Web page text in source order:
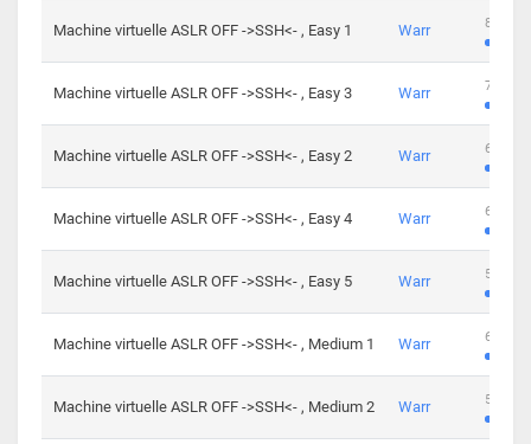
Machine virtuelle ASLR OFF ->SSH<- , Easy 1 Warr 801
Machine virtuelle ASLR OFF ->SSH<- , Easy 3 Warr 746
Machine virtuelle ASLR OFF ->SSH<- , Easy 2 Warr 681
Machine virtuelle ASLR OFF ->SSH<- , Easy 4 Warr 645
Machine virtuelle ASLR OFF ->SSH<- , Easy 5 Warr 561
Machine virtuelle ASLR OFF ->SSH<- , Medium 1 Warr 605
Machine virtuelle ASLR OFF ->SSH<- , Medium 2 Warr 509